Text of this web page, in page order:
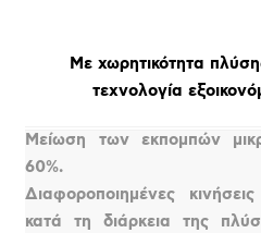
Με χωρητικότητα
τεχνολογία
Μείωση των εκπομπών
60%.
Διαφοροποιημένες
κατά τη διάρκεια της